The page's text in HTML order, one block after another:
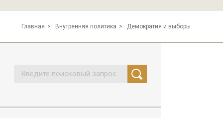
Главная Внутренняя политика Демократия и выборы